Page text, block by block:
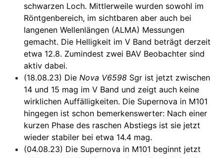
schwarzen Loch. Mittlerweile wurden sowohl im
Röntgenbereich, im sichtbaren aber auch bei
langenen Wellenlängen (ALMA) Messungen
gemacht. Die Helligkeit im V Band beträgt derzeit
etwa 12.8. Zumindest zwei BAV Beobachter sind
aktiv dabei.
(18.08.23) Die Nova V6598 Sgr ist jetzt zwischen
14 und 15 mag im V Band und zeigt auch keine
wirklichen Auffälligkeiten. Die Supernova in M101
hingegen ist schon bemerkenswerter: Nach einer
kurzen Phase des raschen Abstiegs ist sie jetzt
wieder stabiler bei etwa 14.4 mag.
(04.08.23) Die Supernova in M101 beginnt jetzt